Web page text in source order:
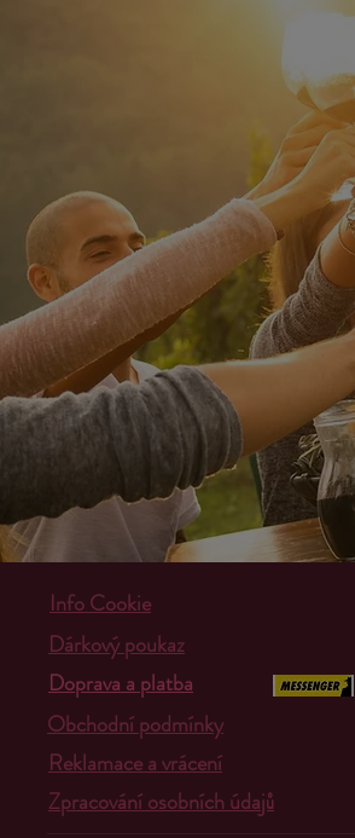
Info Cookie
Doprava a platba
Obchodní podmínky
Zpracování osobních údajů
Reklamace a vrácení
Dárkový poukaz